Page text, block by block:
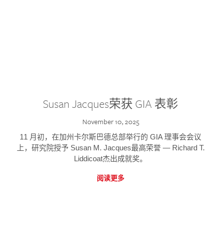
Susan Jacques荣获 GIA 表彰
November 10, 2025
11 月初，在加州卡尔斯巴德总部举行的 GIA 理事会会议
上，研究院授予 Susan M. Jacques最高荣誉 — Richard T.
Liddicoat杰出成就奖。
阅读更多